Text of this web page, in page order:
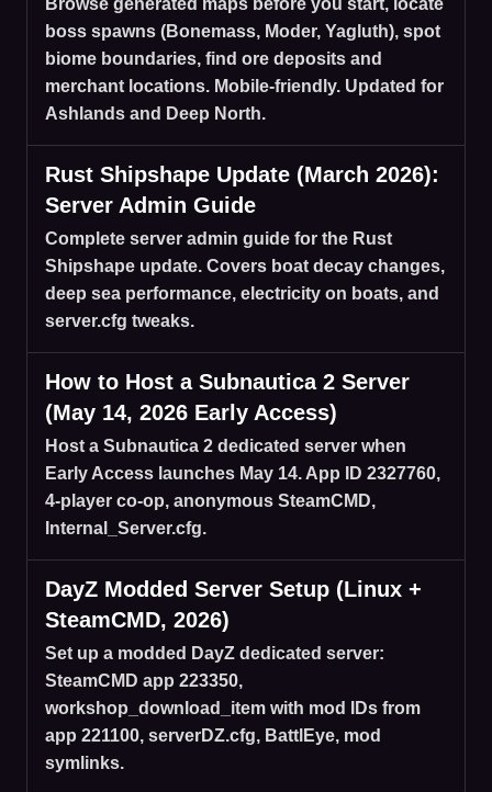
boss spawns (Bonemass, Moder, Yagluth), spot
biome boundaries, find ore deposits and
merchant locations. Mobile-friendly. Updated for
Ashlands and Deep North.
Rust Shipshape Update (March 2026):
Server Admin Guide
Complete server admin guide for the Rust
Shipshape update. Covers boat decay changes,
deep sea performance, electricity on boats, and
server.cfg tweaks.
How to Host a Subnautica 2 Server
(May 14, 2026 Early Access)
Host a Subnautica 2 dedicated server when
Early Access launches May 14. App ID 2327760,
4-player co-op, anonymous SteamCMD,
Internal_Server.cfg.
DayZ Modded Server Setup (Linux +
SteamCMD, 2026)
Set up a modded DayZ dedicated server:
SteamCMD app 223350,
workshop_download_item with mod IDs from
app 221100, serverDZ.cfg, BattlEye, mod
symlinks.